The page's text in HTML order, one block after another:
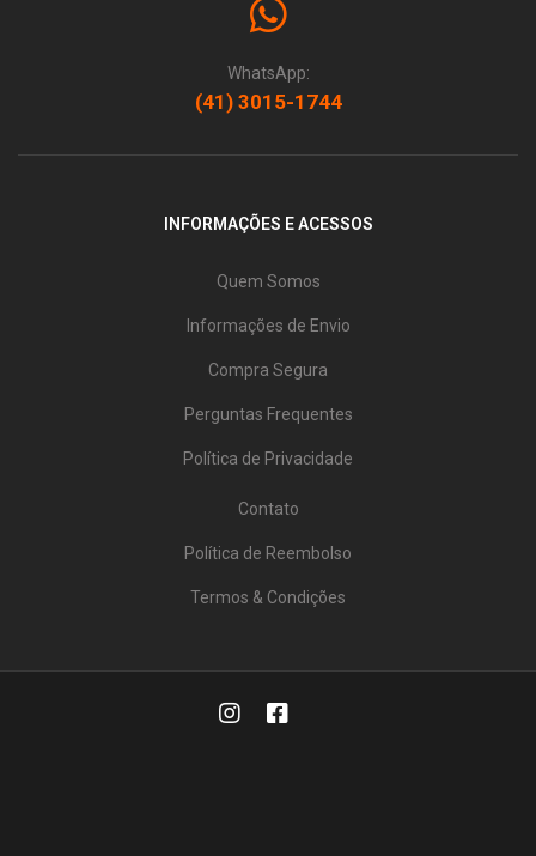
WhatsApp:
(41) 3015-1744
INFORMAÇÕES E ACESSOS
Quem Somos
Informações de Envio
Compra Segura
Perguntas Frequentes
Política de Privacidade
Contato
Política de Reembolso
Termos & Condições